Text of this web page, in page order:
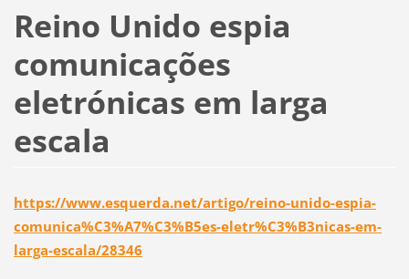
Reino Unido espia
comunicações
eletrónicas em larga
escala
https://www.esquerda.net/artigo/reino-unido-espia-
comunica%C3%A7%C3%B5es-eletr%C3%B3nicas-em-
larga-escala/28346